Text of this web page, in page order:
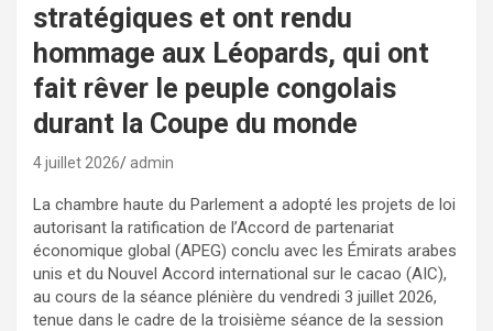
stratégiques et ont rendu
hommage aux Léopards, qui ont
fait rêver le peuple congolais
durant la Coupe du monde
4 juillet 2026 admin
La chambre haute du Parlement a adopté les projets de loi
autorisant la ratification de l’Accord de partenariat
économique global (APEG) conclu avec les Émirats arabes
unis et du Nouvel Accord international sur le cacao (AIC),
au cours de la séance plénière du vendredi 3 juillet 2026,
tenue dans le cadre de la troisième séance de la session